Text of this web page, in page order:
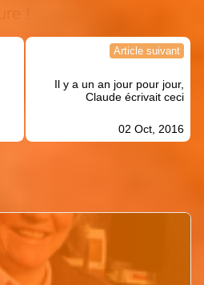
Article suivant
Il y a un an jour pour jour,
Claude écrivait ceci
02 Oct, 2016